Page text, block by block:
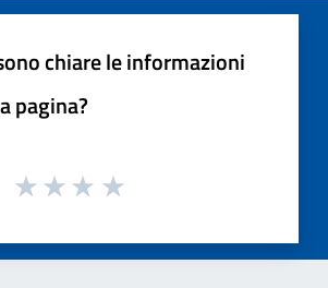
chiare le informazioni
pagina?